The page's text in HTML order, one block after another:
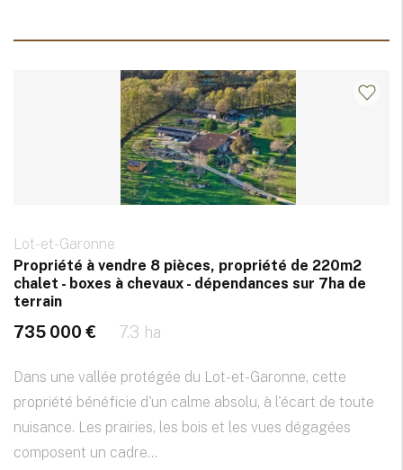
Lot-et-Garonne
Propriété à vendre 8 pièces, propriété de 220m2
chalet - boxes à chevaux - dépendances sur 7ha de
terrain
735 000 € 7.3 ha
Dans une vallée protégée du Lot-et-Garonne, cette
propriété bénéficie d'un calme absolu, à l'écart de toute
nuisance. Les prairies, les bois et les vues dégagées
composent un cadre...